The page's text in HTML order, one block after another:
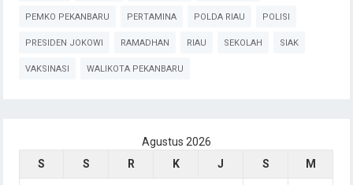
PEMKO PEKANBARU PERTAMINA POLDA RIAU POLISI
PRESIDEN JOKOWI RAMADHAN RIAU SEKOLAH SIAK
VAKSINASI WALIKOTA PEKANBARU
Agustus 2026
S
S R K J S M